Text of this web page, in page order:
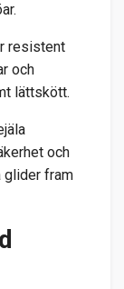
resistent
och
lättskött.
och
glider fram